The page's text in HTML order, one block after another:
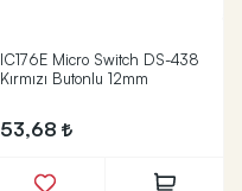
IC176E Micro Switch DS-438
Kırmızı Butonlu 12mm
53,68